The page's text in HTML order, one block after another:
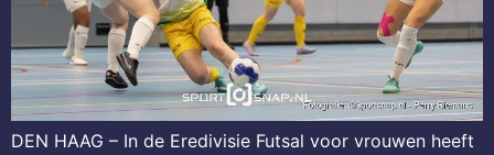
DEN HAAG – In de Eredivisie Futsal voor vrouwen heeft